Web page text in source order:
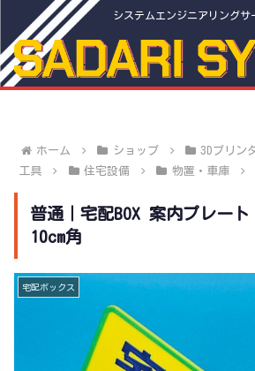
システムエンジニアリングサ
ホーム ショップ 3Dプリン
工具
住宅設備 物置・車庫
普通｜宅配BOX 案内プレー
10cm角
宅配ボックス